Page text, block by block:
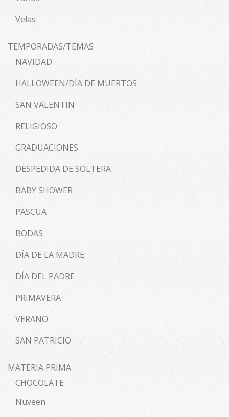
Velas
TEMPORADAS/TEMAS
NAVIDAD
HALLOWEEN/DÍA DE MUERTOS
SAN VALENTIN
RELIGIOSO
GRADUACIONES
DESPEDIDA DE SOLTERA
BABY SHOWER
PASCUA
BODAS
DÍA DE LA MADRE
DÍA DEL PADRE
PRIMAVERA
VERANO
SAN PATRICIO
MATERIA PRIMA
CHOCOLATE
Nuveen